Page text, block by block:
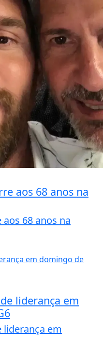
aos 68 anos na
68 anos na
liderança em
liderança em